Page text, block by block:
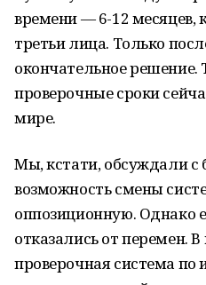
времени — 6-12 месяцев,
третьи лица. Только
окончательное решение.
проверочные сроки
мире.
Мы, кстати, обсуждали с
возможность смены
оппозиционную. Однако
отказались от перемен.
проверочная система по